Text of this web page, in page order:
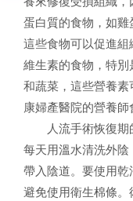
蛋白質的食物，如雞
這些食物可以促進
維生素的食物，特
和蔬菜，這些營養
康婦產醫院的營養師
人流手術恢復
每天用溫水清洗外
帶入陰道。要使用乾
避免使用衛生棉條。